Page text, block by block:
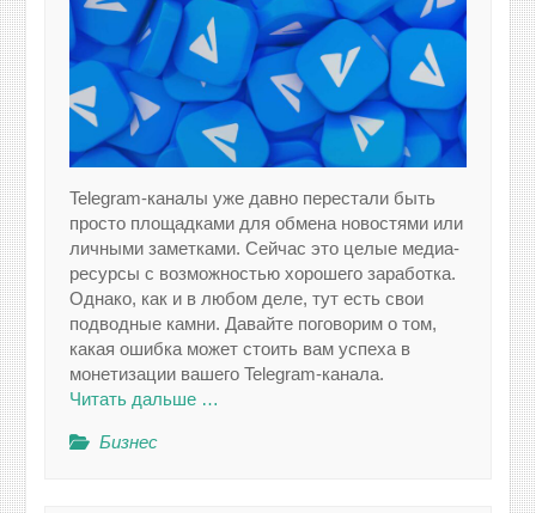
Telegram-каналы уже давно перестали быть
просто площадками для обмена новостями или
личными заметками. Сейчас это целые медиа-
ресурсы с возможностью хорошего заработка.
Однако, как и в любом деле, тут есть свои
подводные камни. Давайте поговорим о том,
какая ошибка может стоить вам успеха в
монетизации вашего Telegram-канала.
Читать дальше …
Бизнес